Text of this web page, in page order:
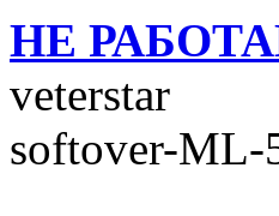
НЕ
veterstar
softover-